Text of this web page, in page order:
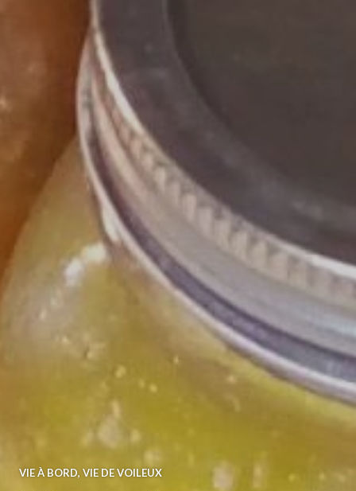
VIE À BORD, VIE DE VOILEUX